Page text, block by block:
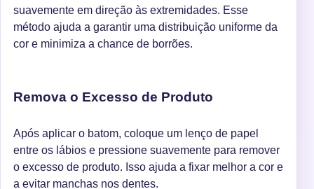
suavemente em direção às extremidades. Esse
método ajuda a garantir uma distribuição uniforme da
cor e minimiza a chance de borrões.
Remova o Excesso de Produto
Após aplicar o batom, coloque um lenço de papel
entre os lábios e pressione suavemente para remover
o excesso de produto. Isso ajuda a fixar melhor a cor e
a evitar manchas nos dentes.